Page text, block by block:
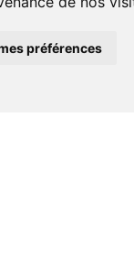
mes préférences